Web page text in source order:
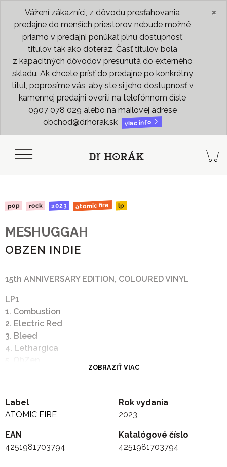
Vážení zákazníci, z dôvodu presťahovania
predajne do menších priestorov nebude možné
priamo v predajni ponúkať plnú dostupnosť
titulov tak ako doteraz. Časť titulov bola
z kapacitných dôvodov presunutá do externého
skladu. Ak chcete prísť do predajne po konkrétny
titul, poprosíme vás, aby ste si jeho dostupnosť v
kamennej predajni overili na telefónnom čísle
0907 078 029 alebo na mailovej adrese
obchod@drhorak.sk
viac info
×
pop rock 2023 atomic fire lp
MESHUGGAH
OBZEN INDIE
15th ANNIVERSARY EDITION, COLOURED VINYL
LP1
1. Combustion
2. Electric Red
3. Bleed
4. Lethargica
6. This Spiteful Snake
1. Pineal Gland Optics
2. Pravus
3. Dancers To A Discordant System
ZOBRAZIŤ VIAC
Label
ATOMIC FIRE
Rok vydania
2023
EAN
4251981703794
Katalógové číslo
4251981703794